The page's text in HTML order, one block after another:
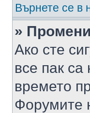
Върнете се в
»
Ако сте
все пак
времето
Форумите